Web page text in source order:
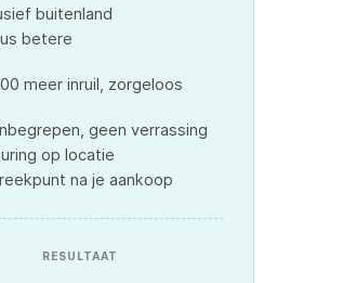
buitenland
betere
meer inruil, zorgeloos
geen verrassing
op locatie
na je aankoop
RESULTAAT